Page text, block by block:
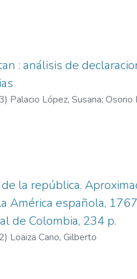
: análisis de
) Palacio López, Susana; Osorio
la república.
América española,
de Colombia, 234 p.
) Loaiza Cano, Gilberto